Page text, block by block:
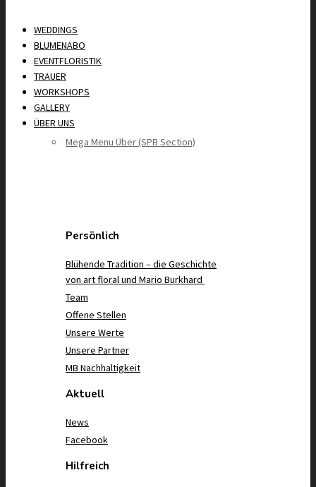
WEDDINGS
BLUMENABO
EVENTFLORISTIK
TRAUER
WORKSHOPS
GALLERY
ÜBER UNS
Mega Menu Über (SPB Section)
Persönlich
Blühende Tradition – die Geschichte
von art floral und Mario Burkhard
Team
Offene Stellen
Unsere Werte
Unsere Partner
MB Nachhaltigkeit
Aktuell
News
Facebook
Hilfreich